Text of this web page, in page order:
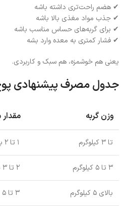
✔ هضم راحت‌تری داشته باشه
✔ جذب مواد مغذی بالا باشه
✔ برای گربه‌های حساس مناسب باشه
✔ فشار کمتری به معده وارد بشه
یعنی هم خوشمزه، هم سبک و کاربردی.
جدول مصرف پیشنهادی
وزن گربه
تا ۳ کیلوگرم ۱ تا ۲ بسته
۳ تا ۵ کیلوگرم ۲ تا ۳ بسته
بالای ۵ کیلوگرم ۳ تا ۵ بسته